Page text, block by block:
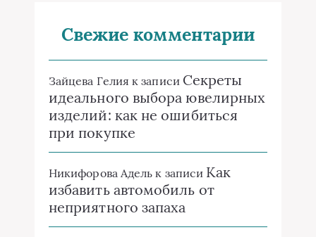
Свежие комментарии
Зайцева Гелия к записи Секреты
идеального выбора ювелирных
изделий: как не ошибиться
при покупке
Никифорова Адель к записи Как
избавить автомобиль от
неприятного запаха